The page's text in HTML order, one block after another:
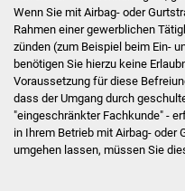
Wenn Sie mit Airbag- oder
Rahmen einer gewerblichen
zünden (zum Beispiel beim Ein-
benötigen Sie hierzu keine
Voraussetzung für diese
dass der Umgang durch
"eingeschränkter Fachkunde" -
in Ihrem Betrieb mit Airbag- oder
umgehen lassen, müssen Sie